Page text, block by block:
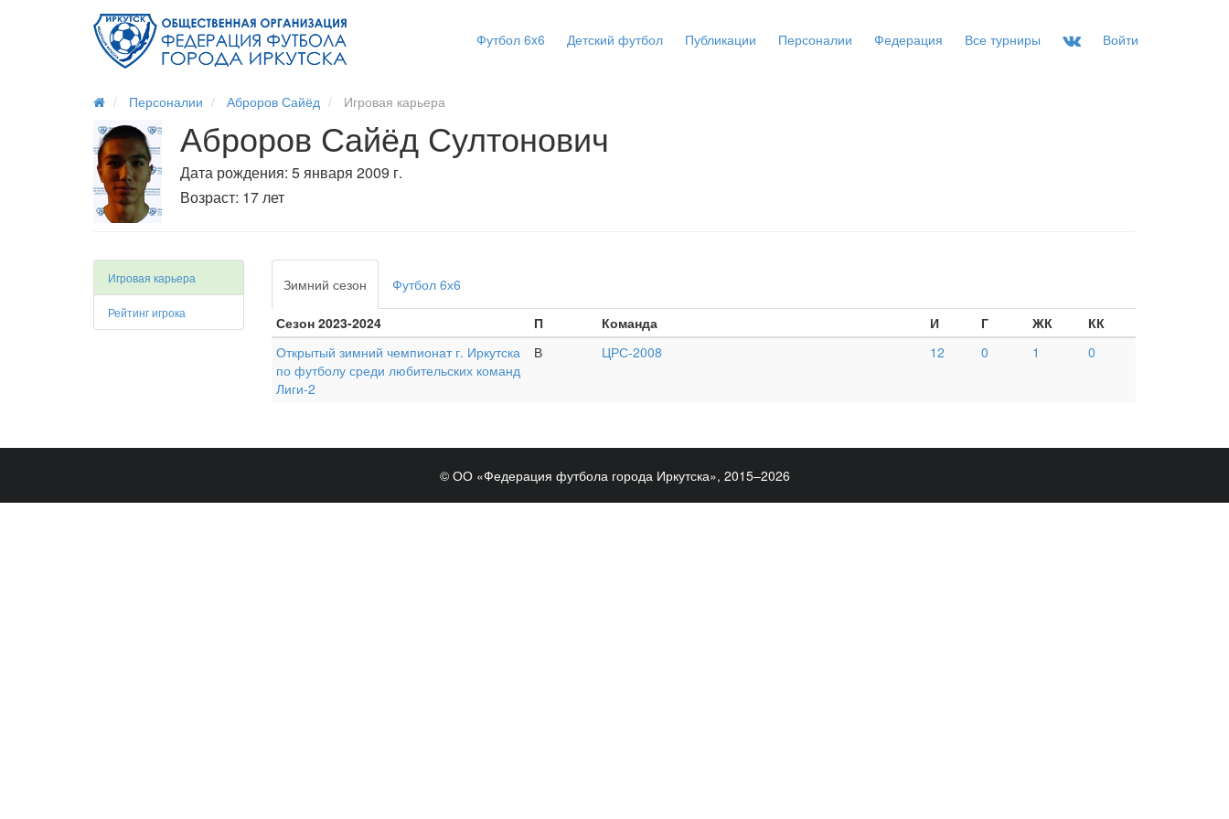
Футбол 6x6 Детский футбол Публикации Персоналии Федерация Все турниры Войти
Персоналии Аброров Сайёд Игровая карьера
Аброров Сайёд Султонович
Дата рождения: 5 января 2009 г.
Возраст: 17 лет
Игровая карьера
Рейтинг игрока
Зимний сезон Футбол 6х6
Сезон 2023-2024 П Команда И Г ЖК
КК
Открытый зимний чемпионат г. Иркутска
по футболу среди любительских команд
Лиги-2
В ЦРС-2008 12 0 1 0
© ОО «Федерация футбола города Иркутска», 2015–2026